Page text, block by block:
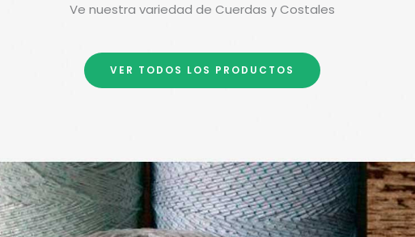
Ve nuestra variedad de Cuerdas y Costales
VER TODOS LOS PRODUCTOS